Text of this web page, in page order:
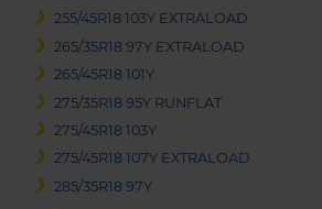
255/45R18 103Y EXTRALOAD
265/35R18 97Y EXTRALOAD
265/45R18 101Y
275/35R18 95Y RUNFLAT
275/45R18 103Y
275/45R18 107Y EXTRALOAD
285/35R18 97Y